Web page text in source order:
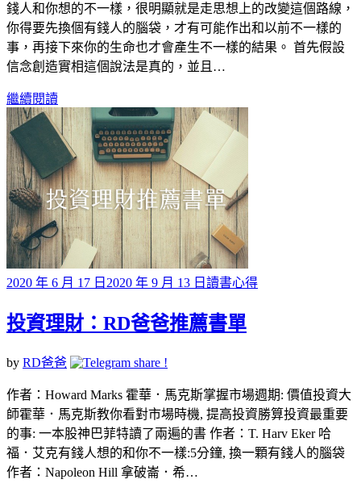
錢人和你想的不一樣，很明顯就是走思想上的改變這個路線，
你得要先換個有錢人的腦袋，才有可能作出和以前不一樣的
事，再接下來你的生命也才會產生不一樣的結果。 首先假設
信念創造實相這個說法是真的，並且…
繼續閱讀
Posted
on
2020 年 6 月 17 日 2020 年 9 月 13 日 讀書心得
投資理財：RD爸爸推薦書單
by RD爸爸
作者：Howard Marks 霍華．馬克斯掌握市場週期: 價值投資大
師霍華．馬克斯教你看對市場時機, 提高投資勝算投資最重要
的事: 一本股神巴菲特讀了兩遍的書 作者：T. Harv Eker 哈
福．艾克有錢人想的和你不一樣:5分鐘, 換一顆有錢人的腦袋
作者：Napoleon Hill 拿破崙．希…